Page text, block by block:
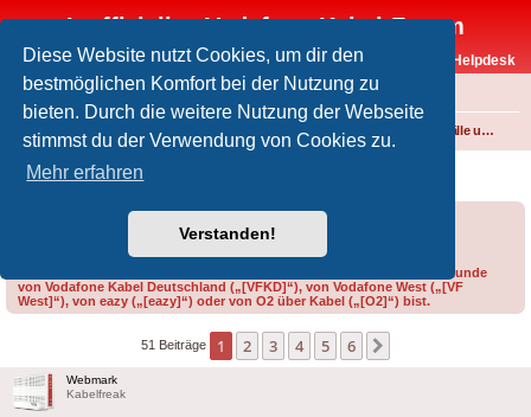
Diese Website nutzt Cookies, um dir den
bestmöglichen Komfort bei der Nutzung zu
bieten. Durch die weitere Nutzung der Webseite
stimmst du der Verwendung von Cookies zu.
Mehr erfahren
Verstanden!
Inoffizielles Vodafone-Kabel-Forum
Vodafone-Kabel-Helpdesk
FAQ
Foren-Übersicht Internet und Telefon über Kabel Störungen, Ausfälle und Speedprobleme
[VFKD] OFDMA nicht mehr aktiv
Bitte gib bei der Erstellung eines Threads im Feld „Präfix“ an, ob du Kunde
von Vodafone Kabel Deutschland („[VFKD]“), von Vodafone West („[VF
West]“), von eazy („[eazy]“) oder von O2 über Kabel („[O2]“) bist.
51 Beiträge 1 2 3 4 5 6
Webmark
Kabelfreak